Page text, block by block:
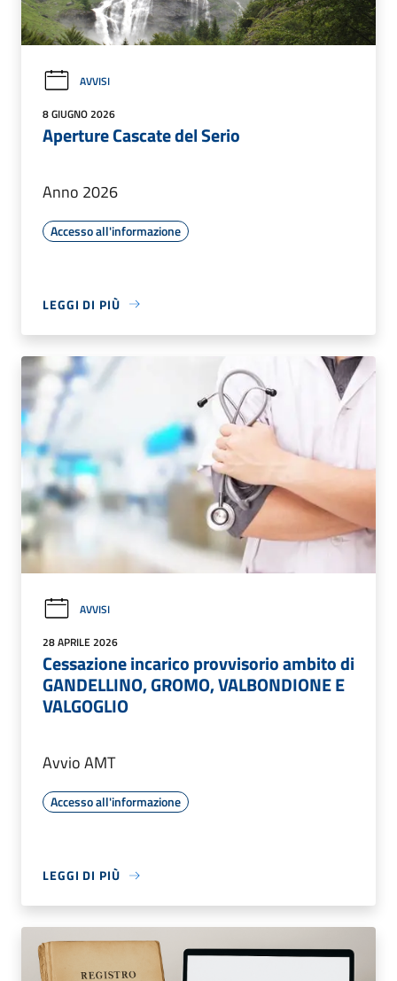
AVVISI
8 GIUGNO 2026
Aperture Cascate del Serio
Anno 2026
Accesso all'informazione
LEGGI DI PIÙ
AVVISI
28 APRILE 2026
Cessazione incarico provvisorio ambito di
GANDELLINO, GROMO, VALBONDIONE E
VALGOGLIO
Avvio AMT
Accesso all'informazione
LEGGI DI PIÙ